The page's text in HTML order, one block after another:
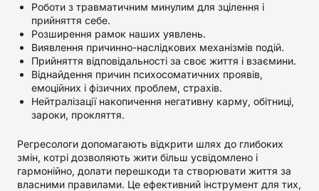
Роботи з травматичним минулим для зцілення і
прийняття себе.
Розширення рамок наших уявлень.
Виявлення причинно-наслідкових механізмів подій.
Прийняття відповідальності за своє життя і взаємини.
Віднайдення причин психосоматичних проявів,
емоційних і фізичних проблем, страхів.
Нейтралізації накопичення негативну карму, обітниці,
зароки, прокляття.
Регресологи допомагають відкрити шлях до глибоких
змін, котрі дозволяють жити більш усвідомлено і
гармонійно, долати перешкоди та створювати життя за
власними правилами. Це ефективний інструмент для тих,